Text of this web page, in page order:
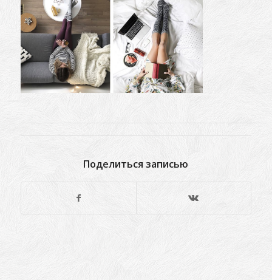
Поделиться записью